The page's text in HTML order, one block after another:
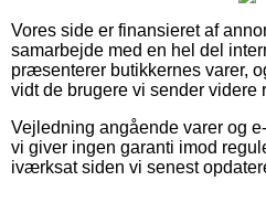
Vores side er finansieret af
samarbejde med en hel del
præsenterer butikkernes varer,
vidt de brugere vi sender videre
Vejledning angående varer og
vi giver ingen garanti imod
iværksat siden vi senest